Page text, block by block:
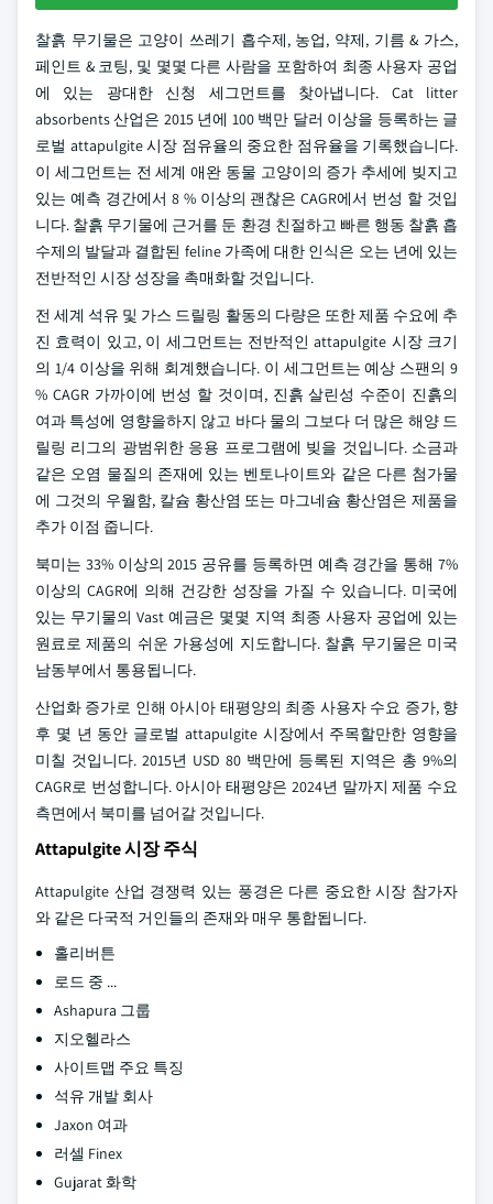
찰흙 무기물은 고양이 쓰레기 흡수제, 농업, 약제, 기름 & 가스,
페인트 & 코팅, 및 몇몇 다른 사람을 포함하여 최종 사용자 공업
에 있는 광대한 신청 세그먼트를 찾아냅니다. Cat litter
absorbents 산업은 2015 년에 100 백만 달러 이상을 등록하는 글
로벌 attapulgite 시장 점유율의 중요한 점유율을 기록했습니다.
이 세그먼트는 전 세계 애완 동물 고양이의 증가 추세에 빚지고
있는 예측 경간에서 8 % 이상의 괜찮은 CAGR에서 번성 할 것입
니다. 찰흙 무기물에 근거를 둔 환경 친절하고 빠른 행동 찰흙 흡
수제의 발달과 결합된 feline 가족에 대한 인식은 오는 년에 있는
전반적인 시장 성장을 촉매화할 것입니다.
전 세계 석유 및 가스 드릴링 활동의 다량은 또한 제품 수요에 추
진 효력이 있고, 이 세그먼트는 전반적인 attapulgite 시장 크기
의 1/4 이상을 위해 회계했습니다. 이 세그먼트는 예상 스팬의 9
% CAGR 가까이에 번성 할 것이며, 진흙 살린성 수준이 진흙의
여과 특성에 영향을하지 않고 바다 물의 그보다 더 많은 해양 드
릴링 리그의 광범위한 응용 프로그램에 빚을 것입니다. 소금과
같은 오염 물질의 존재에 있는 벤토나이트와 같은 다른 첨가물
에 그것의 우월함, 칼슘 황산염 또는 마그네슘 황산염은 제품을
추가 이점 줍니다.
북미는 33% 이상의 2015 공유를 등록하면 예측 경간을 통해 7%
이상의 CAGR에 의해 건강한 성장을 가질 수 있습니다. 미국에
있는 무기물의 Vast 예금은 몇몇 지역 최종 사용자 공업에 있는
원료로 제품의 쉬운 가용성에 지도합니다. 찰흙 무기물은 미국
남동부에서 통용됩니다.
산업화 증가로 인해 아시아 태평양의 최종 사용자 수요 증가, 향
후 몇 년 동안 글로벌 attapulgite 시장에서 주목할만한 영향을
미칠 것입니다. 2015년 USD 80 백만에 등록된 지역은 총 9%의
CAGR로 번성합니다. 아시아 태평양은 2024년 말까지 제품 수요
측면에서 북미를 넘어갈 것입니다.
Attapulgite 시장 주식
Attapulgite 산업 경쟁력 있는 풍경은 다른 중요한 시장 참가자
와 같은 다국적 거인들의 존재와 매우 통합됩니다.
홀리버튼
로드 중 ...
Ashapura 그룹
지오헬라스
사이트맵 주요 특징
석유 개발 회사
Jaxon 여과
러셀 Finex
Gujarat 화학